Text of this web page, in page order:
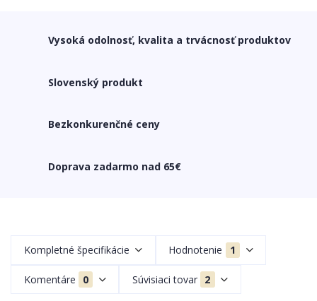
Vysoká odolnosť, kvalita a trvácnosť produktov
Slovenský produkt
Bezkonkurenčné ceny
Doprava zadarmo nad 65€
Kompletné špecifikácie Hodnotenie 1
Komentáre 0 Súvisiaci tovar 2